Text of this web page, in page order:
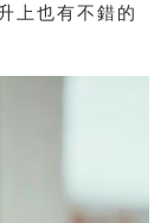
上也有不錯的